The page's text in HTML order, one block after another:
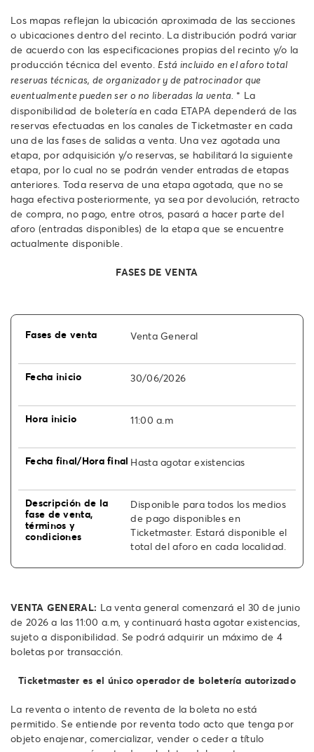
Los mapas reflejan la ubicación aproximada de las secciones
o ubicaciones dentro del recinto. La distribución podrá variar
de acuerdo con las especificaciones propias del recinto y/o la
producción técnica del evento. Está incluido en el aforo total
reservas técnicas, de organizador y de patrocinador que
eventualmente pueden ser o no liberadas la venta. * La
disponibilidad de boletería en cada ETAPA dependerá de las
reservas efectuadas en los canales de Ticketmaster en cada
una de las fases de salidas a venta. Una vez agotada una
etapa, por adquisición y/o reservas, se habilitará la siguiente
etapa, por lo cual no se podrán vender entradas de etapas
anteriores. Toda reserva de una etapa agotada, que no se
haga efectiva posteriormente, ya sea por devolución, retracto
de compra, no pago, entre otros, pasará a hacer parte del
aforo (entradas disponibles) de la etapa que se encuentre
actualmente disponible.
FASES DE VENTA
Venta General
30/06/2026
11:00 a.m
Hasta agotar existencias
Disponible para todos los medios
de pago disponibles en
Ticketmaster. Estará disponible el
total del aforo en cada localidad.
VENTA GENERAL: La venta general comenzará el 30 de junio
de 2026 a las 11:00 a.m, y continuará hasta agotar existencias,
sujeto a disponibilidad. Se podrá adquirir un máximo de 4
boletas por transacción.
Ticketmaster es el único operador de boletería autorizado
La reventa o intento de reventa de la boleta no está
permitido. Se entiende por reventa todo acto que tenga por
objeto enajenar, comercializar, vender o ceder a título